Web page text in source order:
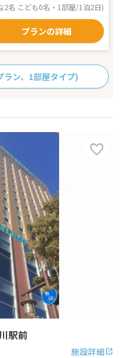
2名 こども0名・1部屋/1泊2日)
プランの詳細
ラン、1部屋タイプ)
駅前
施設詳細